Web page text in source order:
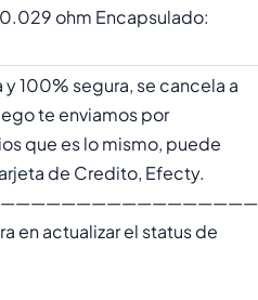
0.029 ohm Encapsulado:
100% segura, se cancela a
te enviamos por
que es lo mismo, puede
de Credito, Efecty.
en actualizar el status de